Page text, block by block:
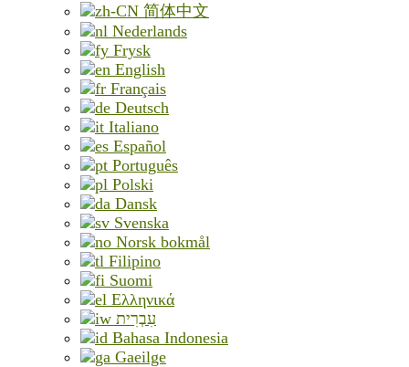
简体中文
Nederlands
Frysk
English
Français
Deutsch
Italiano
Español
Português
Polski
Dansk
Svenska
Norsk bokmål
Filipino
Suomi
Ελληνικά
עִבְרִית
Bahasa Indonesia
Gaeilge